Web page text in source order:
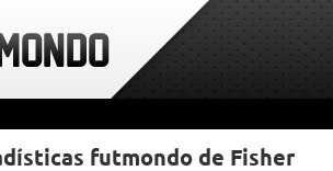
futmondo de Fisher